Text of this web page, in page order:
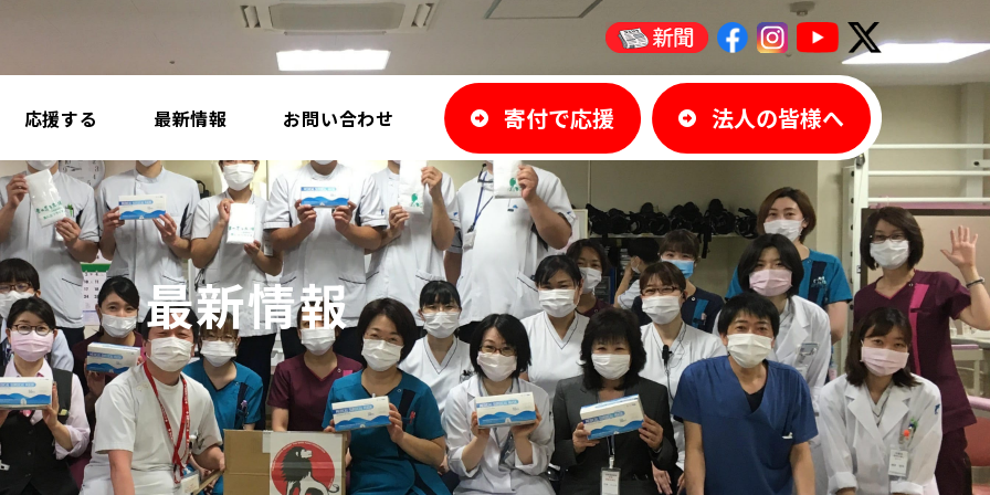
応援する 最新情報 お問い合わせ 寄付で応援 法人の皆様へ
最新情報